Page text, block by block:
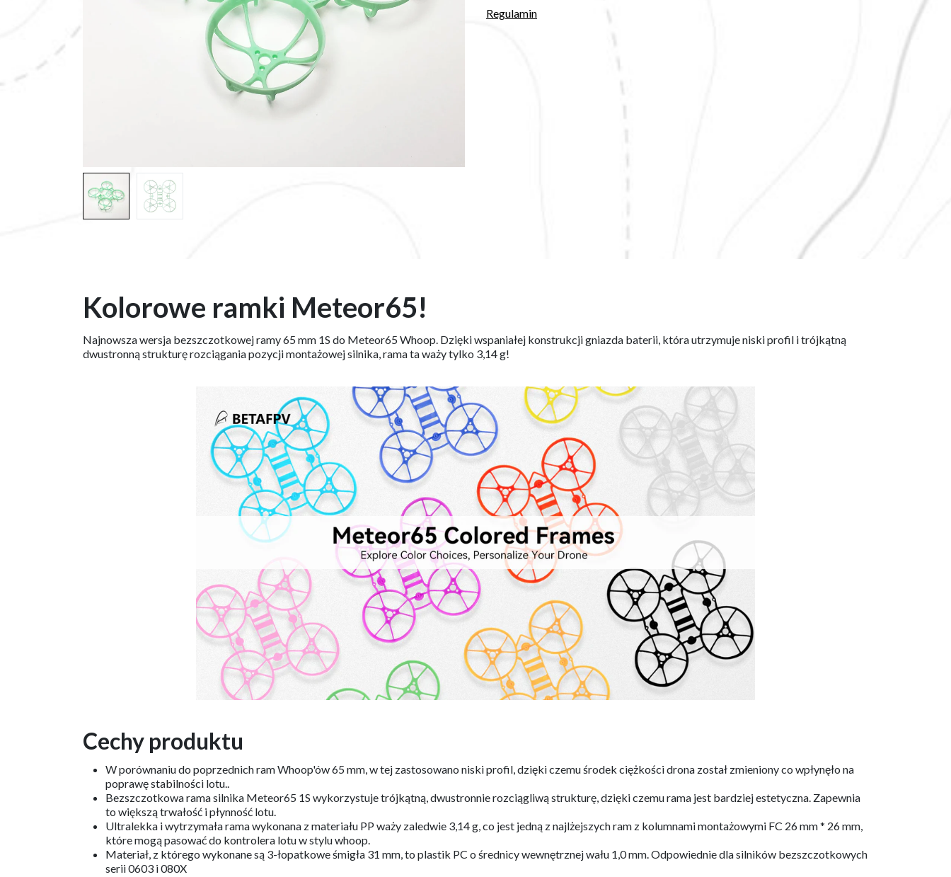
Regulamin
Kolorowe ramki Meteor65!
Najnowsza wersja bezszczotkowej ramy 65 mm 1S do Meteor65 Whoop. Dzięki wspaniałej konstrukcji gniazda baterii, która utrzymuje niski profil i trójkątną
dwustronną strukturę rozciągania pozycji montażowej silnika, rama ta waży tylko 3,14 g!
Cechy produktu
W porównaniu do poprzednich ram Whoop'ów 65 mm, w tej zastosowano niski profil, dzięki czemu środek ciężkości drona został zmieniony co wpłynęło na
poprawę stabilności lotu..
Bezszczotkowa rama silnika Meteor65 1S wykorzystuje trójkątną, dwustronnie rozciągliwą strukturę, dzięki czemu rama jest bardziej estetyczna. Zapewnia
to większą trwałość i płynność lotu.
Ultralekka i wytrzymała rama wykonana z materiału PP waży zaledwie 3,14 g, co jest jedną z najlżejszych ram z kolumnami montażowymi FC 26 mm * 26 mm,
które mogą pasować do kontrolera lotu w stylu whoop.
Materiał, z którego wykonane są 3-łopatkowe śmigła 31 mm, to plastik PC o średnicy wewnętrznej wału 1,0 mm. Odpowiednie dla silników bezszczotkowych
serii 0603 i 080X